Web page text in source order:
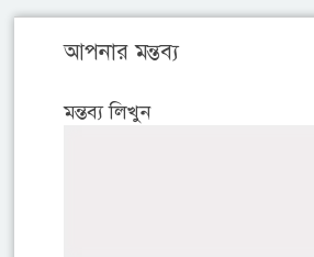
আপনার মন্তব্য
মন্তব্য লিখুন